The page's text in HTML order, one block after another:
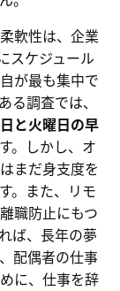
軟性は、企業
スケジュール
が最も集中で
る調査では、
と火曜日の早
。しかし、オ
まだ身支度を
。また、リモ
職防止にもつ
ば、長年の夢
配偶者の仕事
に、仕事を辞